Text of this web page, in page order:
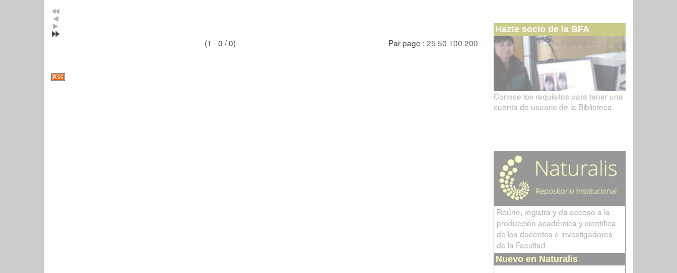
(1 - 0 / 0) Par page : 25 50 100 200
Hazte socio de la BFA
Conoce los requisitos para tener una
cuenta de usuario de la Biblioteca.
Reúne, registra y da acceso a la
producción académica y científica
de los docentes e investigadores
de la Facultad
Nuevo en Naturalis